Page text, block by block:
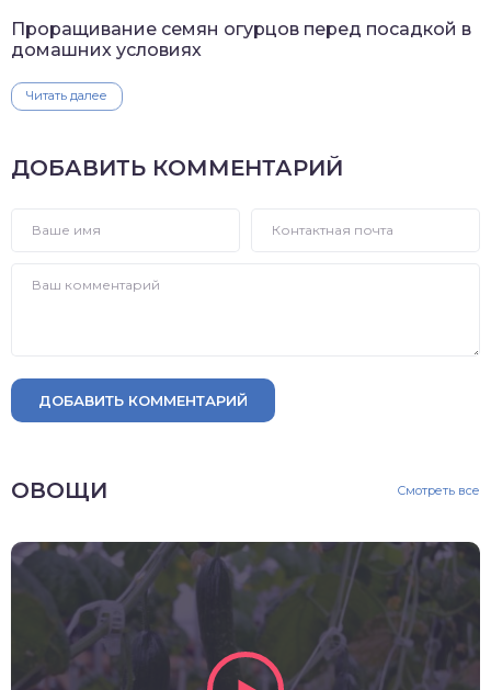
Проращивание семян огурцов перед посадкой в
домашних условиях
Читать далее
ДОБАВИТЬ КОММЕНТАРИЙ
ДОБАВИТЬ КОММЕНТАРИЙ
ОВОЩИ Смотреть все